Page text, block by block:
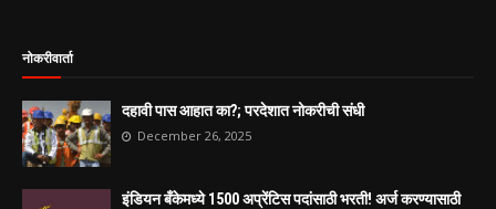
नोकरीवार्ता
दहावी पास आहात का?; परदेशात नोकरीची संधी
December 26, 2025
इंडियन बँकेमध्ये 1500 अप्रेंटिस पदांसाठी भरती! अर्ज करण्यासाठी